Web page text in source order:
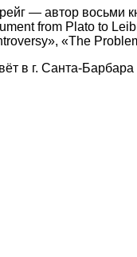
— автор восьми
from Plato to
«The
в г. Санта-